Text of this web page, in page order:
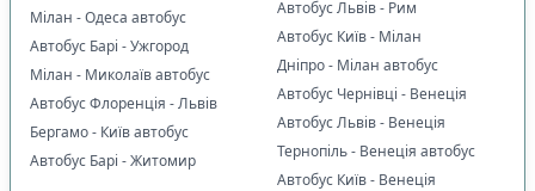
📍 Основне, що впливає на вибір маршруту
Виїзд і прибуття за конкретною адресою
Можна обрати місце
✅Можна з домашніми улюбленцями
✅Дитяче крісло
0
Мілан - Одеса автобус
Автобус Барі - Ужгород
Мілан - Миколаїв автобус
Автобус Флоренція - Львів
Бергамо - Київ автобус
Автобус Барі - Житомир
Автобус Львів - Рим
Автобус Київ - Мілан
Дніпро - Мілан автобус
Автобус Чернівці - Венеція
Автобус Львів - Венеція
Тернопіль - Венеція автобус
Автобус Київ - Венеція